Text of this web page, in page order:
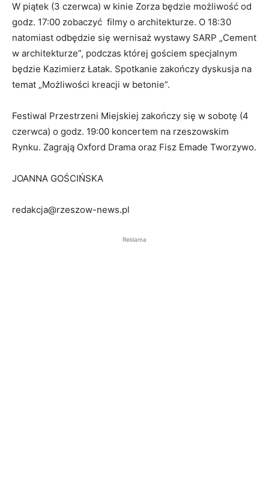
W piątek (3 czerwca) w kinie Zorza będzie możliwość od
godz. 17:00 zobaczyć filmy o architekturze. O 18:30
natomiast odbędzie się wernisaż wystawy SARP „Cement
w architekturze”, podczas której gościem specjalnym
będzie Kazimierz Łatak. Spotkanie zakończy dyskusja na
temat „Możliwości kreacji w betonie”.
Festiwal Przestrzeni Miejskiej zakończy się w sobotę (4
czerwca) o godz. 19:00 koncertem na rzeszowskim
Rynku. Zagrają Oxford Drama oraz Fisz Emade Tworzywo.
JOANNA GOŚCIŃSKA
redakcja@rzeszow-news.pl
Reklama